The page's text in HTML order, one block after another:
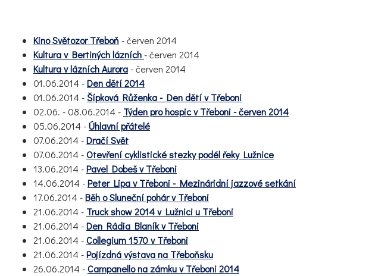
Kino Světozor Třeboň - červen 2014
Kultura v Bertiných lázních - červen 2014
Kultura v lázních Aurora - červen 2014
01.06.2014 -Den dětí 2014
01.06.2014 -Šípková Růženka - Den dětí v Třeboni
02.06. - 08.06.2014 - Týden pro hospic v Třeboni - červen 2014
05.06.2014 -Úhlavní přátelé
07.06.2014 -Dračí Svět
07.06.2014 -Otevření cyklistické stezky podél řeky Lužnice
13.06.2014 -Pavel Dobeš v Třeboni
14.06.2014 -Peter Lipa v Třeboni - Mezináridní jazzové setkání
17.06.2014 -Běh o Sluneční pohár v Třeboni
21.06.2014 - Truck show 2014 v Lužnici u Třeboni
21.06.2014 -Den Rádia Blaník v Třeboni
21.06.2014 -Collegium 1570 v Třeboni
21.06.2014 -Pojízdná výstava na Třeboňsku
26.06.2014 -Campanello na zámku v Třeboni 2014